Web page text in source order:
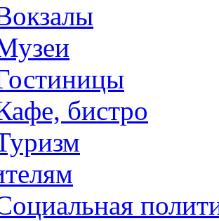
бистро